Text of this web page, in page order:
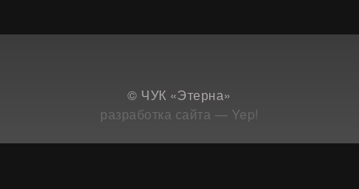
© ЧУК «Этерна»
разработка сайта — Yep!